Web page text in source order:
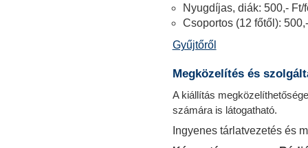
Nyugdíjas, diák: 500,- Ft/
Csoportos (12 főtől):
Gyűjtőről
Megközelítés és
A kiállítás
számára is látogatható.
Ingyenes tárlatvezetés és